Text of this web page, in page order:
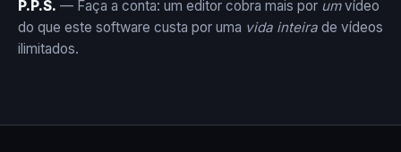
P.P.S. — Faça a conta: um editor cobra mais por umvídeo
do que este software custa por uma vida inteira de vídeos
ilimitados.